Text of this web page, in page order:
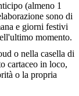
(almeno 1
sono di
e giorni festivi
momento.
o nella casella di
cartaceo in loco,
o la propria